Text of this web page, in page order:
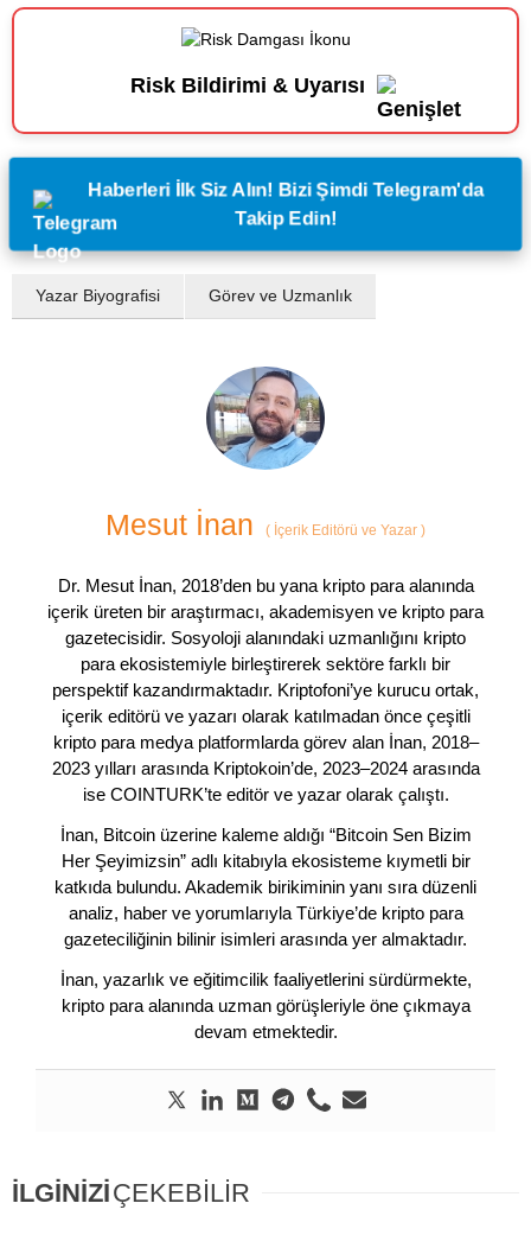
Risk Bildirimi & Uyarısı
Haberleri İlk Siz Alın! Bizi Şimdi Telegram'da
Takip Edin!
Yazar Biyografisi Görev ve Uzmanlık
Mesut İnan ( İçerik Editörü ve Yazar )
Dr. Mesut İnan, 2018’den bu yana kripto para alanında
içerik üreten bir araştırmacı, akademisyen ve kripto para
gazetecisidir. Sosyoloji alanındaki uzmanlığını kripto
para ekosistemiyle birleştirerek sektöre farklı bir
perspektif kazandırmaktadır. Kriptofoni’ye kurucu ortak,
içerik editörü ve yazarı olarak katılmadan önce çeşitli
kripto para medya platformlarda görev alan İnan, 2018–
2023 yılları arasında Kriptokoin’de, 2023–2024 arasında
ise COINTURK’te editör ve yazar olarak çalıştı.
İnan, Bitcoin üzerine kaleme aldığı “Bitcoin Sen Bizim
Her Şeyimizsin” adlı kitabıyla ekosisteme kıymetli bir
katkıda bulundu. Akademik birikiminin yanı sıra düzenli
analiz, haber ve yorumlarıyla Türkiye’de kripto para
gazeteciliğinin bilinir isimleri arasında yer almaktadır.
İnan, yazarlık ve eğitimcilik faaliyetlerini sürdürmekte,
kripto para alanında uzman görüşleriyle öne çıkmaya
devam etmektedir.
İLGİNİZİÇEKEBİLİR